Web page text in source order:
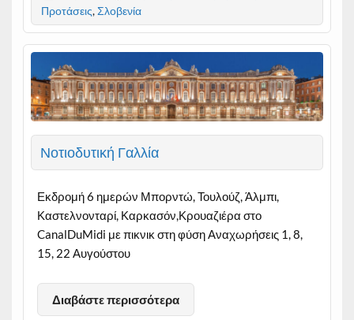
Προτάσεις,Σλοβενία
Νοτιοδυτική Γαλλία
Εκδρομή 6 ημερών Μπορντώ, Τουλούζ, Άλμπι,
Καστελνονταρί, Καρκασόν,Κρουαζιέρα στο
CanalDuMidi με πικνικ στη φύση Αναχωρήσεις 1, 8,
15, 22 Αυγούστου
Διαβάστε περισσότερα